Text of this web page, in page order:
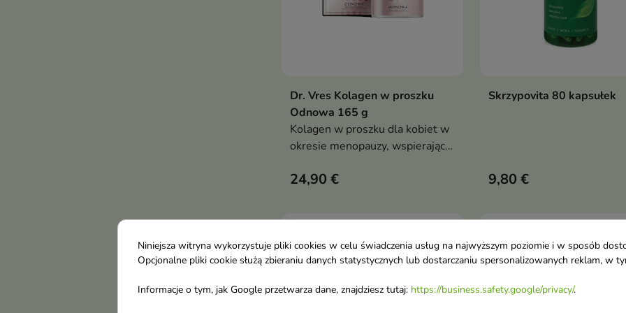
Dodaj do koszyka
Dr. Vres Kolagen w proszku
Odnowa 165 g
Kolagen w proszku dla kobiet w
okresie menopauzy, wspierający
dobre samopoczucie każdego
24,90 €
 Dodaj do
Skrzypovita 80 kapsułek
9,80 €
Niniejsza witryna wykorzystuje pliki cookies w celu świadczenia usług na najwyższym poziomie i w sposób
Opcjonalne pliki cookie służą zbieraniu danych statystycznych lub dostarczaniu spersonalizowanych reklam, w
Informacje o tym, jak Google przetwarza dane, znajdziesz tutaj: https://business.safety.google/privacy/.